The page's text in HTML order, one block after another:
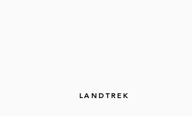
LANDTREK